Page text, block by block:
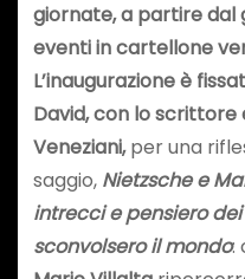
giornate, a partire dal
eventi in cartellone
L’inaugurazione è
David, con lo
Veneziani,per una
saggio, Nietzsche e
intrecci e pensiero
sconvolsero il mondo: